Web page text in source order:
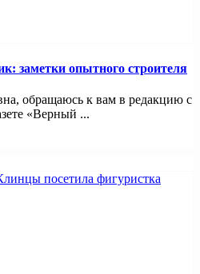
заметки опытного строителя
обращаюсь к вам в редакцию с
«Верный ...